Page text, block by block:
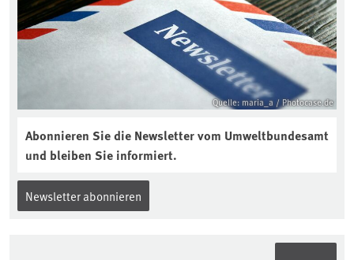
Quelle: maria_a / Photocase.de
Abonnieren Sie die Newsletter vom Umweltbundesamt
und bleiben Sie informiert.
Newsletter abonnieren